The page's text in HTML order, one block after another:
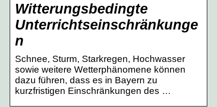
Witterungsbedingte
Unterrichtseinschränkunge
n
Schnee, Sturm, Starkregen, Hochwasser
sowie weitere Wetterphänomene können
dazu führen, dass es in Bayern zu
kurzfristigen Einschränkungen des …